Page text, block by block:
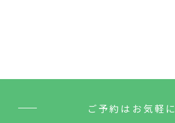
ご予約はお気軽に